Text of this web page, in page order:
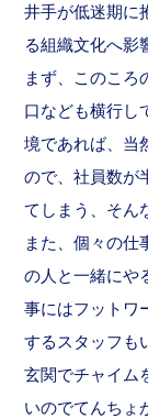
井手が低迷期に
る組織文化へ影
まず、このころ
口なども横行し
境であれば、当
ので、社員数が
てしまう、そん
また、個々の仕
の人と一緒にや
事にはフットワ
するスタッフも
玄関でチャイム
いのでてんち